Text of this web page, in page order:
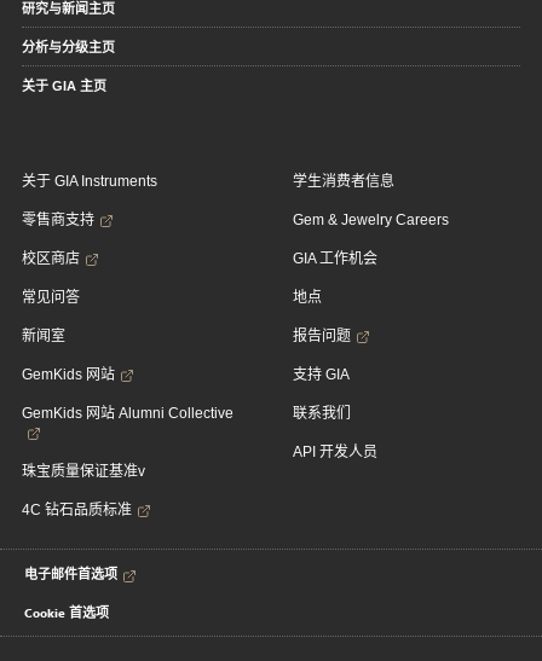
研究与新闻主页
分析与分级主页
关于 GIA 主页
关于 GIA Instruments
零售商支持
校区商店
常见问答
新闻室
GemKids 网站
GemKids 网站 Alumni Collective
珠宝质量保证基准v
4C 钻石品质标准
学生消费者信息
Gem & Jewelry Careers
GIA 工作机会
地点
报告问题
支持 GIA
联系我们
API 开发人员
电子邮件首选项
Cookie 首选项